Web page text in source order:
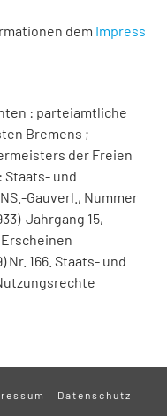
dem Impress
: parteiamtliche
Bremens ;
der Freien
Staats- und
Gauverl., Nummer
Jahrgang 15,
Erscheinen
Nr. 166. Staats- und
Datenschutz